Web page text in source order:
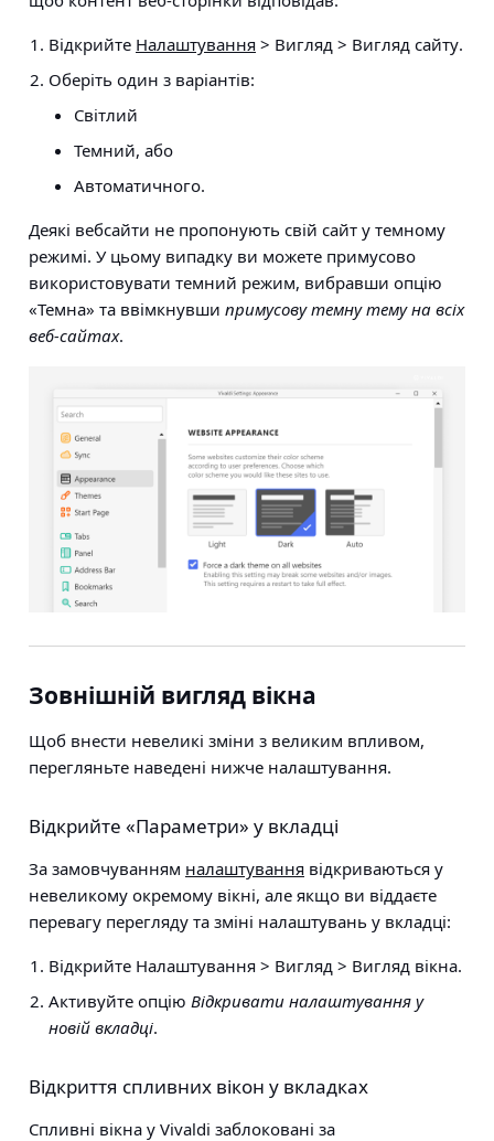
Відкрийте Налаштування > Вигляд > Вигляд сайту.
Оберіть один з варіантів:
Світлий
Темний, або
Автоматичного.
Деякі вебсайти не пропонують свій сайт у темному
режимі. У цьому випадку ви можете примусово
використовувати темний режим, вибравши опцію
«Темна» та ввімкнувши примусову темну тему на всіх
веб-сайтах.
Зовнішній вигляд вікна
Щоб внести невеликі зміни з великим впливом,
перегляньте наведені нижче налаштування.
Відкрийте «Параметри» у вкладці
За замовчуванням налаштування відкриваються у
невеликому окремому вікні, але якщо ви віддаєте
перевагу перегляду та зміні налаштувань у вкладці:
Відкрийте Налаштування > Вигляд > Вигляд вікна.
Активуйте опцію Відкривати налаштування у
новій вкладці.
Відкриття спливних вікон у вкладках
Спливні вікна у Vivaldi заблоковані за